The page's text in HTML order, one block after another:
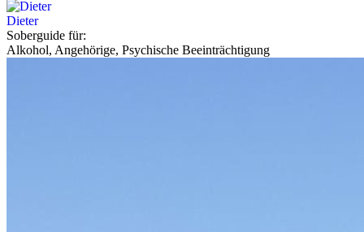
Dieter
Soberguide für:
Alkohol, Angehörige, Psychische Beeinträchtigung